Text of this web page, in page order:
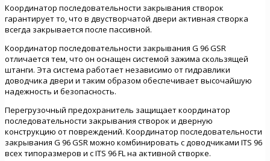
Координатор последовательности закрывания створок
гарантирует то, что в двустворчатой двери активная створка
всегда закрывается после пассивной.
Координатор последовательности закрывания G 96 GSR
отличается тем, что он оснащен системой зажима скользящей
штанги. Эта система работает независимо от гидравлики
доводчика двери и таким образом обеспечивает высочайшую
надежность и безопасность.
Перегрузочный предохранитель защищает координатор
последовательности закрывания створок и дверную
конструкцию от повреждений. Координатор последовательности
закрывания G 96 GSR можно комбинировать с доводчиками ITS 96
всех типоразмеров и с ITS 96 FL на активной створке.